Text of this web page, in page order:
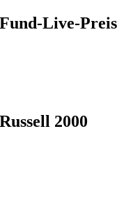
Live-Preis
2000